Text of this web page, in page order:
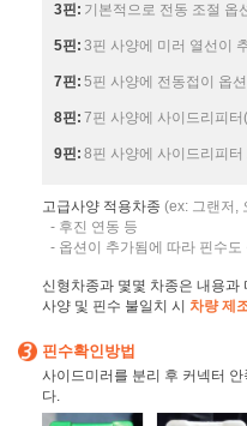
3핀: 기본적으로 전동 조절 옵
5핀: 3핀 사양에 미러 열선이
7핀: 5핀 사양에 전동접이 옵
8핀: 7핀 사양에 사이드리피
9핀: 8핀 사양에 사이드리피
고급사양 적용차종 (ex: 그랜저,
- 후진 연동 등
- 옵션이 추가됨에 따라 핀수도
신형차종과 몇몇 차종은 내용과
사양 및 핀수 불일치 시 차량 제
핀수확인방법
사이드미러를 분리 후 커넥터
다.